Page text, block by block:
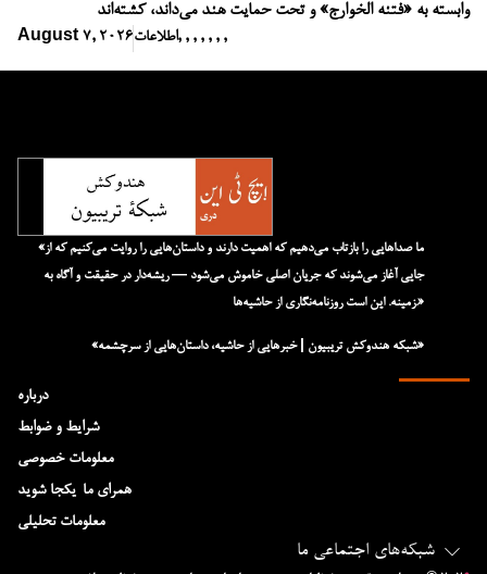
وابسته به «فتنه الخوارج» و تحت حمایت هند می‌داند، کشته‌اند
August 7, 2026اطلاعات, , , , , , ,
شبکه‌های اجتماعی ما
درباره
شرایط و ضوابط
معلومات خصوصی
همرای ما-یکجا شوید
معلومات تحلیلی
«ما صداهایی را بازتاب می‌دهیم که اهمیت دارند و داستان‌هایی را روایت می‌کنیم که از
جایی آغاز می‌شوند که جریان اصلی خاموش می‌شود — ریشه‌دار در حقیقت و آگاه به
زمینه. این است روزنامه‌نگاری از حاشیه‌ها.»
«شبکه هند‌و‌کش تریبیون | خبرهایی از حاشیه، داستان‌هایی از سرچشمه»